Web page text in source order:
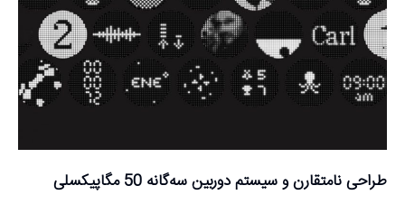
طراحی نامتقارن و سیستم دوربین سه‌گانه 50 مگاپیکسلی